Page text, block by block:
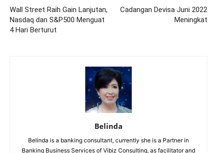
Wall Street Raih Gain Lanjutan,
Nasdaq dan S&P500 Menguat
4 Hari Berturut
Cadangan Devisa Juni 2022
Meningkat
Belinda
Belinda is a banking consultant, currently she is a Partner in
Banking Business Services of Vibiz Consulting, as facilitator and